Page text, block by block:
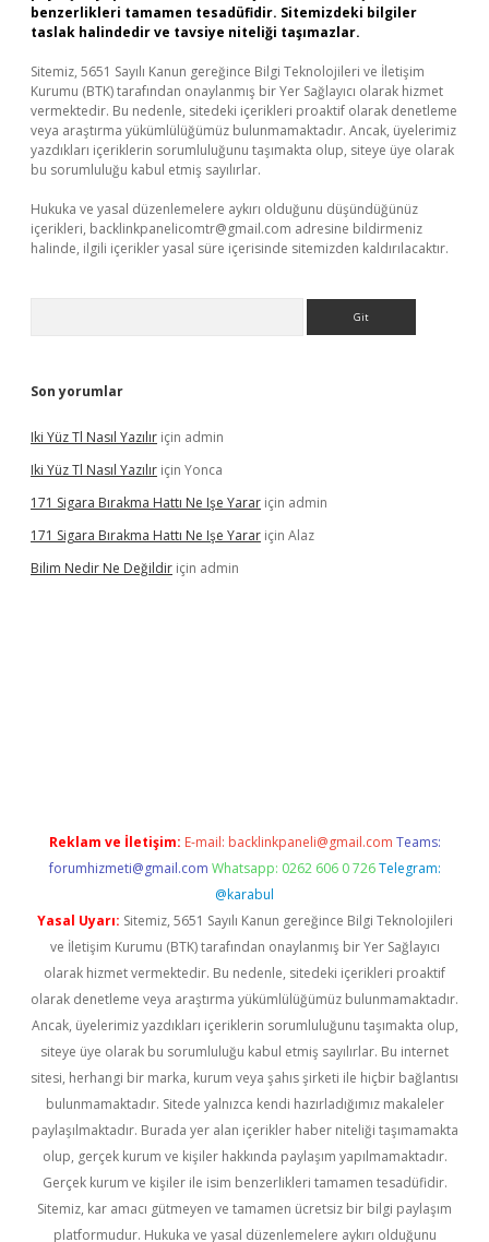
benzerlikleri tamamen tesadüfidir. Sitemizdeki bilgiler
taslak halindedir ve tavsiye niteliği taşımazlar.
Sitemiz, 5651 Sayılı Kanun gereğince Bilgi Teknolojileri ve İletişim
Kurumu (BTK) tarafından onaylanmış bir Yer Sağlayıcı olarak hizmet
vermektedir. Bu nedenle, sitedeki içerikleri proaktif olarak denetleme
veya araştırma yükümlülüğümüz bulunmamaktadır. Ancak, üyelerimiz
yazdıkları içeriklerin sorumluluğunu taşımakta olup, siteye üye olarak
bu sorumluluğu kabul etmiş sayılırlar.
Hukuka ve yasal düzenlemelere aykırı olduğunu düşündüğünüz
içerikleri, backlinkpanelicomtr@gmail.com adresine bildirmeniz
halinde, ilgili içerikler yasal süre içerisinde sitemizden kaldırılacaktır.
Son yorumlar
Iki Yüz Tl Nasıl Yazılır için admin
Iki Yüz Tl Nasıl Yazılır için Yonca
171 Sigara Bırakma Hattı Ne Işe Yarar için admin
171 Sigara Bırakma Hattı Ne Işe Yarar için Alaz
Bilim Nedir Ne Değildir için admin
Reklam ve İletişim: E-mail: backlinkpaneli@gmail.com Teams:
forumhizmeti@gmail.com Whatsapp: 0262 606 0 726 Telegram:
@karabul
Yasal Uyarı: Sitemiz, 5651 Sayılı Kanun gereğince Bilgi Teknolojileri
ve İletişim Kurumu (BTK) tarafından onaylanmış bir Yer Sağlayıcı
olarak hizmet vermektedir. Bu nedenle, sitedeki içerikleri proaktif
olarak denetleme veya araştırma yükümlülüğümüz bulunmamaktadır.
Ancak, üyelerimiz yazdıkları içeriklerin sorumluluğunu taşımakta olup,
siteye üye olarak bu sorumluluğu kabul etmiş sayılırlar. Bu internet
sitesi, herhangi bir marka, kurum veya şahıs şirketi ile hiçbir bağlantısı
bulunmamaktadır. Sitede yalnızca kendi hazırladığımız makaleler
paylaşılmaktadır. Burada yer alan içerikler haber niteliği taşımamakta
olup, gerçek kurum ve kişiler hakkında paylaşım yapılmamaktadır.
Gerçek kurum ve kişiler ile isim benzerlikleri tamamen tesadüfidir.
Sitemiz, kar amacı gütmeyen ve tamamen ücretsiz bir bilgi paylaşım
platformudur. Hukuka ve yasal düzenlemelere aykırı olduğunu